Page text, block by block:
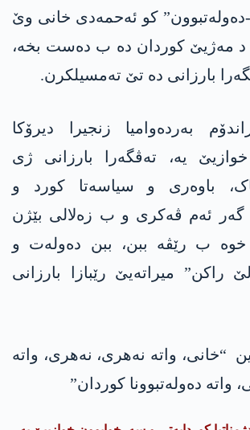
دەولەتبوون” کو ئەحمەدی خانی وێ
مەژیێ کوردان دە ب دەست بخە،
بارزانی دە تێ تەمسیلکرن.
بەردەوامیا زنجیرا دیرۆکا
یە، تەڤگەرا بارزانی ژی
باوەری و سیاسەتا کورد و
گەر ئەم ڤەکری و ب زەلالی بێژن
خوە ب رێڤە ببن، ببن دەولەت و
راکن” میراتەیێ رێبازا بارزانی
“خانی، واتە نەھری، نەھری، واتە
واتە دەولەتبوونا کوردان”